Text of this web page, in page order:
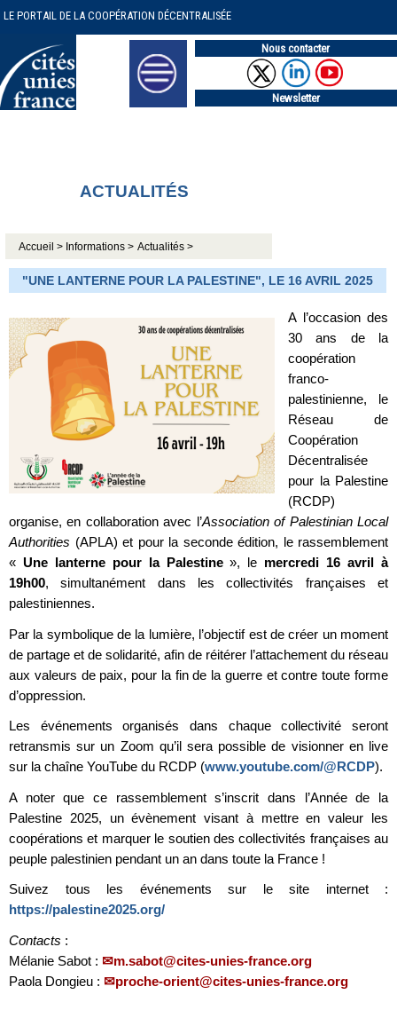
LE PORTAIL DE LA COOPÉRATION DÉCENTRALISÉE
Nous contacter
Newsletter
ACTUALITÉS
Accueil > Informations > Actualités >
"UNE LANTERNE POUR LA PALESTINE", LE 16 AVRIL 2025
A l’occasion des
30 ans de la
coopération
franco-
palestinienne, le
Réseau de
Coopération
Décentralisée
pour la Palestine
(RCDP)
organise, en collaboration avec l’Association of Palestinian Local
Authorities (APLA) et pour la seconde édition, le rassemblement
« Une lanterne pour la Palestine», le mercredi 16 avril à
19h00, simultanément dans les collectivités françaises et
palestiniennes.
Par la symbolique de la lumière, l’objectif est de créer un moment
de partage et de solidarité, afin de réitérer l’attachement du réseau
aux valeurs de paix, pour la fin de la guerre et contre toute forme
d’oppression.
Les événements organisés dans chaque collectivité seront
retransmis sur un Zoom qu’il sera possible de visionner en live
sur la chaîne YouTube du RCDP (www.youtube.com/@RCDP).
A noter que ce rassemblement s’inscrit dans l’Année de la
Palestine 2025, un évènement visant à mettre en valeur les
coopérations et marquer le soutien des collectivités françaises au
peuple palestinien pendant un an dans toute la France !
Suivez tous les événements sur le site internet :
https://palestine2025.org/
Contacts :
Mélanie Sabot :
m.sabot@cites-unies-france.org
Paola Dongieu :
proche-orient@cites-unies-france.org